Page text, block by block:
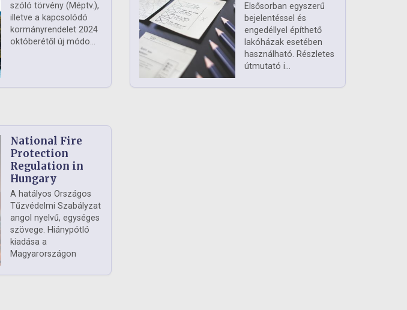
szóló törvény (Méptv.),
illetve a kapcsolódó
kormányrendelet 2024
októberétől új módo...
Elsősorban egyszerű
bejelentéssel és
engedéllyel építhető
lakóházak esetében
használható. Részletes
útmutató i...
National Fire
Protection
Regulation in
Hungary
A hatályos Országos
Tűzvédelmi Szabályzat
angol nyelvű, egységes
szövege. Hiánypótló
kiadása a
Magyarországon